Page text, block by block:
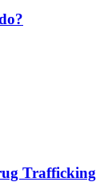
Trafficking